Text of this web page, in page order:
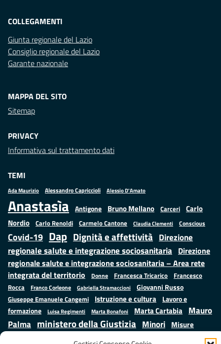
COLLEGAMENTI
Giunta regionale del Lazio
Consiglio regionale del Lazio
Garante nazionale
MAPPA DEL SITO
Sitemap
PRIVACY
Informativa sul trattamento dati
TEMI
Ada Maurizio Alessandro Capriccioli Alessio D'Amato
Anastasìa Antigone Bruno Mellano Carceri
Carlo
Nordio Carlo Renoldi Carmelo Cantone Claudia Clementi Conscious
Covid-19 Dap Dignità e affettività Direzione
regionale salute e integrazione sociosanitaria Direzione
regionale salute e integrazione sociosanitaria – Area rete
integrata del territorio
Donne Francesca Tricarico
Francesco
Rocca
Franco Corleone Gabriella Stramaccioni Giovanni Russo
Giuseppe Emanuele Cangemi Istruzione e cultura
Lavoro e
formazione
Luisa Regimenti Marta Bonafoni Marta Cartabia Mauro
Palma ministero della Giustizia Minori Misure